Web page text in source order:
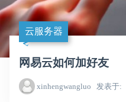
云服务器
网易云如何加好友
xinhengwangluo 发表于